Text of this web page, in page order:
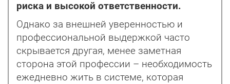
риска и высокой ответственности.
Однако за внешней уверенностью и
профессиональной выдержкой часто
скрывается другая, менее заметная
сторона этой профессии – необходимость
ежедневно жить в системе, которая